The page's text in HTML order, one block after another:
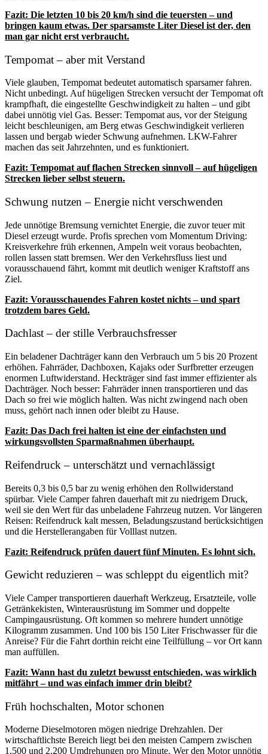
Fazit: Die letzten 10 bis 20 km/h sind die teuersten – und
bringen kaum etwas. Der sparsamste Liter Diesel ist der, den
man gar nicht erst verbraucht.
Tempomat – aber mit Verstand
Viele glauben, Tempomat bedeutet automatisch sparsamer fahren.
Nicht unbedingt. Auf hügeligen Strecken versucht der Tempomat oft
krampfhaft, die eingestellte Geschwindigkeit zu halten – und gibt
dabei unnötig viel Gas. Besser: Tempomat aus, vor der Steigung
leicht beschleunigen, am Berg etwas Geschwindigkeit verlieren
lassen und bergab wieder Schwung aufnehmen. LKW-Fahrer
machen das seit Jahrzehnten, und es funktioniert.
Fazit: Tempomat auf flachen Strecken sinnvoll – auf hügeligen
Strecken lieber selbst steuern.
Schwung nutzen – Energie nicht verschwenden
Jede unnötige Bremsung vernichtet Energie, die zuvor teuer mit
Diesel erzeugt wurde. Profis sprechen vom Momentum Driving:
Kreisverkehre früh erkennen, Ampeln weit voraus beobachten,
rollen lassen statt bremsen. Wer den Verkehrsfluss liest und
vorausschauend fährt, kommt mit deutlich weniger Kraftstoff ans
Ziel.
Fazit: Vorausschauendes Fahren kostet nichts – und spart
trotzdem bares Geld.
Dachlast – der stille Verbrauchsfresser
Ein beladener Dachträger kann den Verbrauch um 5 bis 20 Prozent
erhöhen. Fahrräder, Dachboxen, Kajaks oder Surfbretter erzeugen
enormen Luftwiderstand. Heckträger sind fast immer effizienter als
Dachträger. Noch besser: Fahrräder innen transportieren und das
Dach so frei wie möglich halten. Was nicht zwingend nach oben
muss, gehört nach innen oder bleibt zu Hause.
Fazit: Das Dach frei halten ist eine der einfachsten und
wirkungsvollsten Sparmaßnahmen überhaupt.
Reifendruck – unterschätzt und vernachlässigt
Bereits 0,3 bis 0,5 bar zu wenig erhöhen den Rollwiderstand
spürbar. Viele Camper fahren dauerhaft mit zu niedrigem Druck,
weil sie den Wert für das unbeladene Fahrzeug nutzen. Vor längeren
Reisen: Reifendruck kalt messen, Beladungszustand berücksichtigen
und die Herstellerangaben für Volllast nutzen.
Fazit: Reifendruck prüfen dauert fünf Minuten. Es lohnt sich.
Gewicht reduzieren – was schleppt du eigentlich mit?
Viele Camper transportieren dauerhaft Werkzeug, Ersatzteile, volle
Getränkekisten, Winterausrüstung im Sommer und doppelte
Campingausrüstung. Oft kommen so mehrere hundert unnötige
Kilogramm zusammen. Und 100 bis 150 Liter Frischwasser für die
Anreise? Für die Fahrt dorthin reicht eine Teilfüllung – vor Ort kann
man auffüllen.
Fazit: Wann hast du zuletzt bewusst entschieden, was wirklich
mitfährt – und was einfach immer drin bleibt?
Früh hochschalten, Motor schonen
Moderne Dieselmotoren mögen niedrige Drehzahlen. Der
wirtschaftlichste Bereich liegt bei den meisten Campern zwischen
1.500 und 2.200 Umdrehungen pro Minute. Wer den Motor unnötig